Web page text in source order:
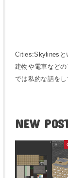
Cities:Skylinesと
建物や電車など
では私的な話をし
NEW